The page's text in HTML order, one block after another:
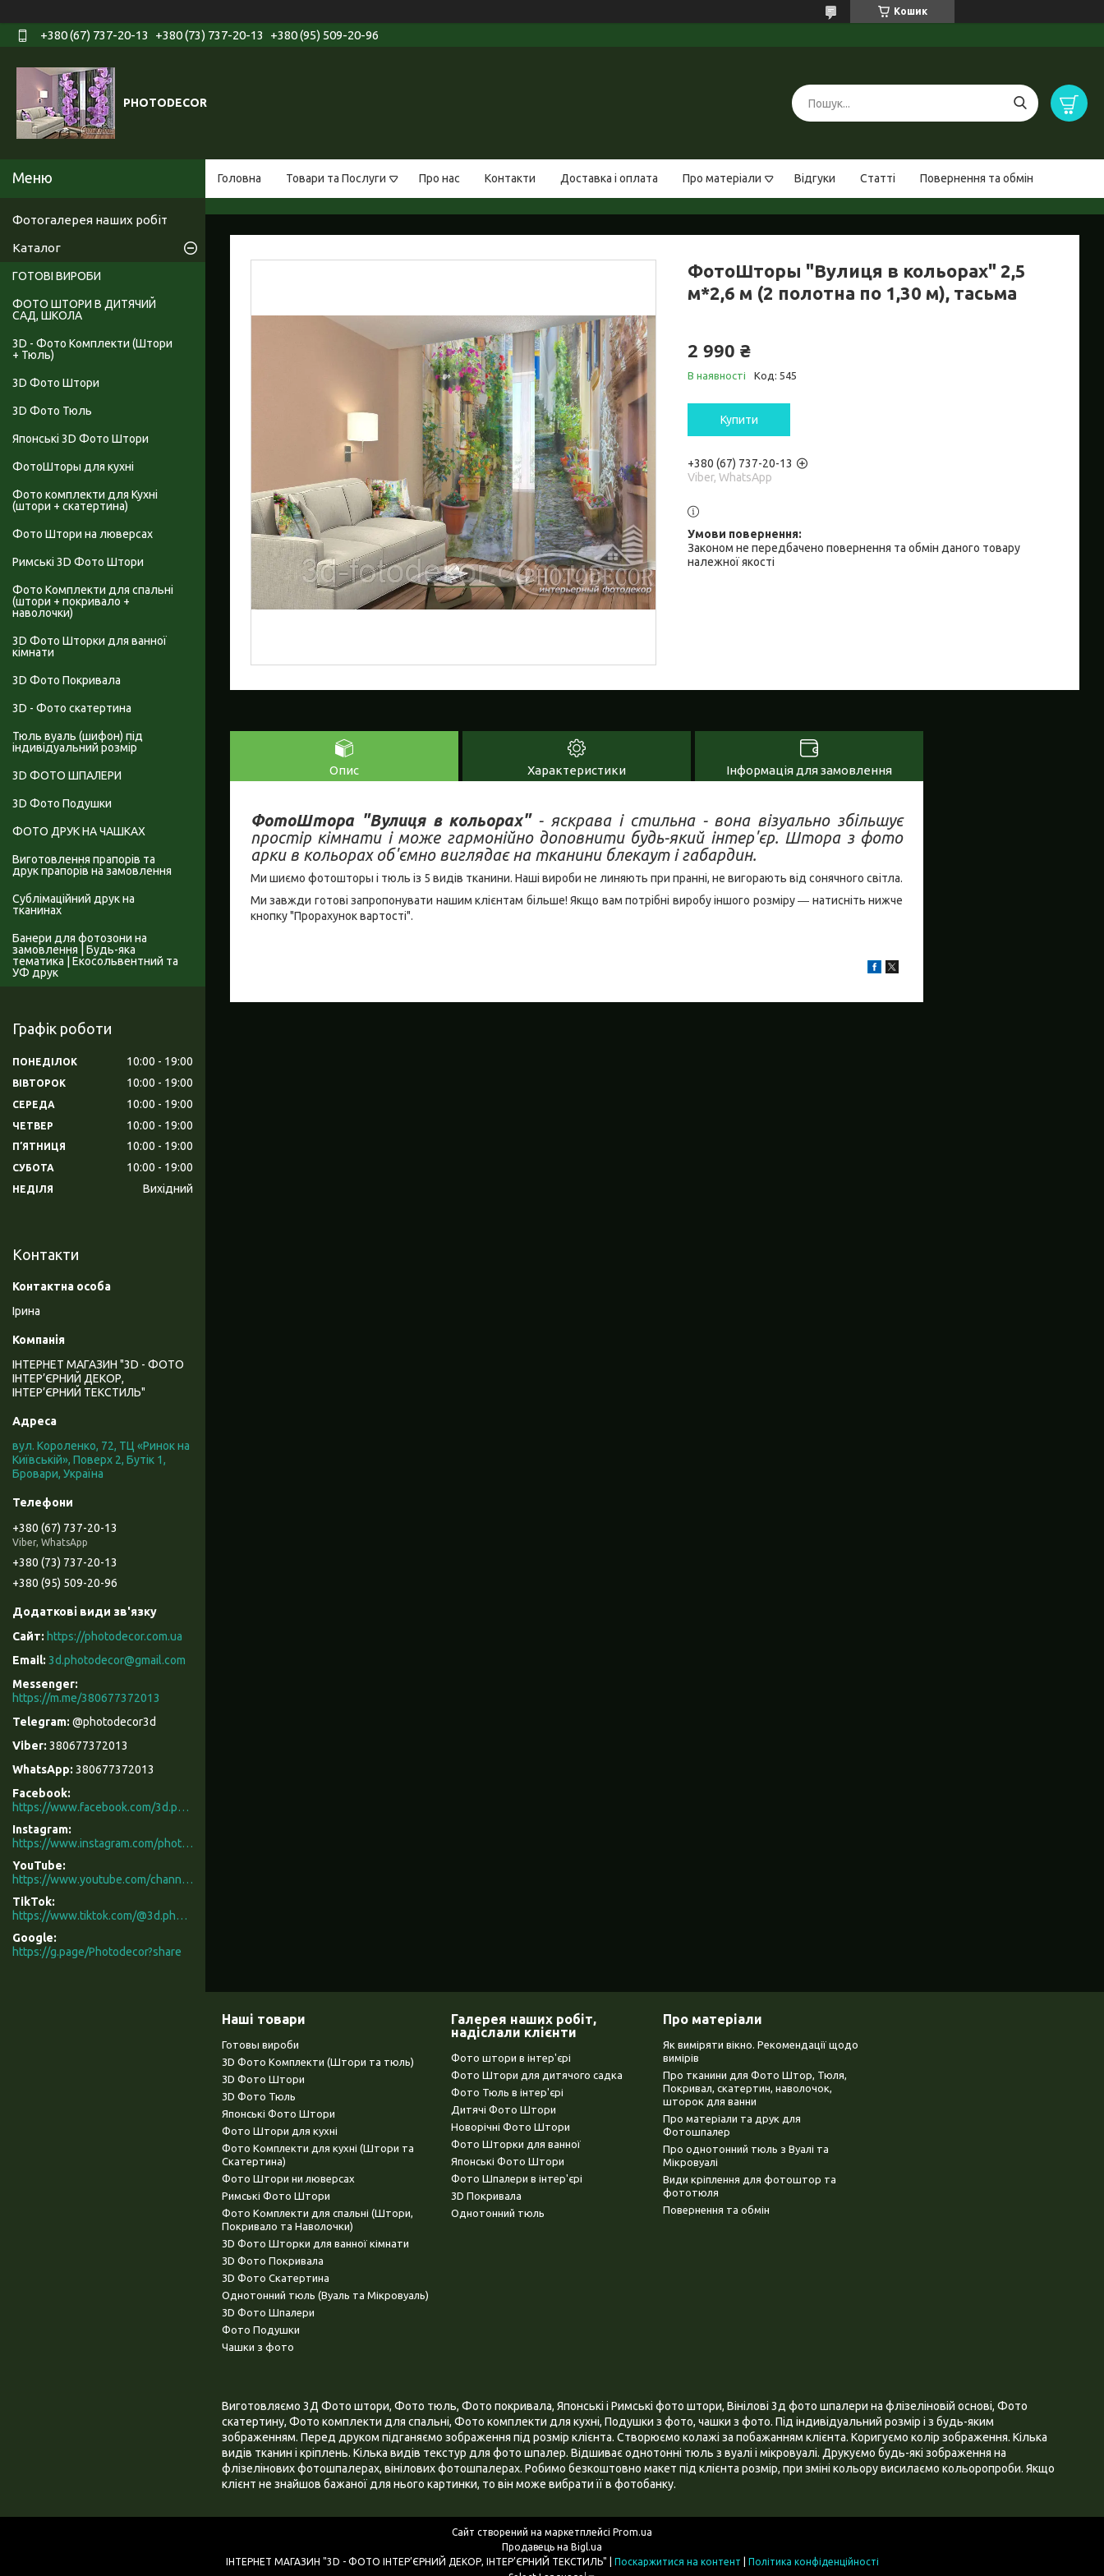
Кошик
+380 (67) 737-20-13 +380 (73) 737-20-13 +380 (95) 509-20-96
PHOTODECOR
Головна Товари та Послуги Про нас Контакти Доставка і оплата Про матеріали Відгуки Статті Повернення та обмін
ФотоШторы "Вулиця в кольорах" 2,5
м*2,6 м (2 полотна по 1,30 м), тасьма
2 990 ₴
В наявності Код: 545
Купити
+380 (67) 737-20-13
Viber, WhatsApp
Законом не передбачено повернення та обмін даного товару
належної якості
Опис Характеристики Інформація для замовлення
ФотоШтора "Вулиця в кольорах"- яскрава і стильна - вона візуально збільшує
простір кімнати і може гармонійно доповнити будь-який інтер'єр. Штора з фото
арки в кольорах об'ємно виглядає на тканини блекаут і габардин.
Ми шиємо фотошторы і тюль із 5 видів тканини. Наші вироби не линяють при пранні, не вигорають від сонячного світла.
Ми завжди готові запропонувати нашим клієнтам більше! Якщо вам потрібні виробу іншого розміру ― натисніть нижче
кнопку "Прорахунок вартості".
Фотогалерея наших робіт
Каталог
ГОТОВІ ВИРОБИ
ФОТО ШТОРИ В ДИТЯЧИЙ
САД, ШКОЛА
3D - Фото Комплекти (Штори
+ Тюль)
3D Фото Штори
3D Фото Тюль
Японські 3D Фото Штори
ФотоШторы для кухні
Фото комплекти для Кухні
(штори + скатертина)
Фото Штори на люверсах
Римські 3D Фото Штори
Фото Комплекти для спальні
(штори + покривало +
наволочки)
3D Фото Шторки для ванної
кімнати
3D Фото Покривала
3D - Фото скатертина
Тюль вуаль (шифон) під
індивідуальний розмір
3D ФОТО ШПАЛЕРИ
3D Фото Подушки
ФОТО ДРУК НА ЧАШКАХ
Виготовлення прапорів та
друк прапорів на замовлення
Сублімаційний друк на
тканинах
Банери для фотозони на
замовлення | Будь-яка
тематика | Екосольвентний та
УФ друк
Графік роботи
ПОНЕДІЛОК 10:00 19:00
ВІВТОРОК 10:00 19:00
СЕРЕДА 10:00 19:00
ЧЕТВЕР 10:00 19:00
ПʼЯТНИЦЯ 10:00 19:00
СУБОТА 10:00 19:00
НЕДІЛЯ Вихідний
Контакти
Ірина
ІНТЕРНЕТ МАГАЗИН "3D - ФОТО
ІНТЕР’ЄРНИЙ ДЕКОР,
ІНТЕР’ЄРНИЙ ТЕКСТИЛЬ"
вул. Короленко, 72, ТЦ «Ринок на
Київській», Поверх 2, Бутік 1,
Бровари, Україна
+380 (67) 737-20-13
Viber, WhatsApp
+380 (73) 737-20-13
+380 (95) 509-20-96
https://photodecor.com.ua
3d.photodecor@gmail.com
https://m.me/380677372013
@photodecor3d
380677372013
380677372013
Facebook
https://www.facebook.com/3d.photodecor/
Instagram
https://www.instagram.com/photodecor.com.ua/
YouTube
https://www.youtube.com/channel/UCXCUerfqRY1Pw7-IptdbqyA/videos
TikTok
https://www.tiktok.com/@3d.photodecor?is_from_webapp=1&sender_device=pc
Google
https://g.page/Photodecor?share
Наші товари
Готовы вироби
3D Фото Комплекти (Штори та тюль)
3D Фото Штори
3D Фото Тюль
Японські Фото Штори
Фото Штори для кухні
Фото Комплекти для кухні (Штори та
Скатертина)
Фото Штори ни люверсах
Римські Фото Штори
Фото Комплекти для спальні (Штори,
Покривало та Наволочки)
3D Фото Шторки для ванної кімнати
3D Фото Покривала
3D Фото Скатертина
Однотонний тюль (Вуаль та Мікровуаль)
3D Фото Шпалери
Фото Подушки
Чашки з фото
Галерея наших робіт,
надіслали клієнти
Фото штори в інтер'єрі
Фото Штори для дитячого садка
Фото Тюль в інтер'єрі
Дитячі Фото Штори
Новорічні Фото Штори
Фото Шторки для ванної
Японські Фото Штори
Фото Шпалери в інтер'єрі
3D Покривала
Однотонний тюль
Про матеріали
Як виміряти вікно. Рекомендації щодо
вимірів
Про тканини для Фото Штор, Тюля,
Покривал, скатертин, наволочок,
шторок для ванни
Про матеріали та друк для
Фотошпалер
Про однотонний тюль з Вуалі та
Мікровуалі
Види кріплення для фотоштор та
фототюля
Повернення та обмін
Виготовляємо 3Д Фото штори, Фото тюль, Фото покривала, Японські і Римські фото штори, Вінілові 3д фото шпалери на флізеліновій основі, Фото
скатертину, Фото комплекти для спальні, Фото комплекти для кухні, Подушки з фото, чашки з фото. Під індивідуальний розмір і з будь-яким
зображенням. Перед друком підганяємо зображення під розмір клієнта. Створюємо колажі за побажанням клієнта. Коригуємо колір зображення. Кілька
видів тканин і кріплень. Кілька видів текстур для фото шпалер. Відшиває однотонні тюль з вуалі і мікровуалі. Друкуємо будь-які зображення на
флізелінових фотошпалерах, вінілових фотошпалерах. Робимо безкоштовно макет під клієнта розмір, при зміні кольору висилаємо кольоропроби. Якщо
клієнт не знайшов бажаної для нього картинки, то він може вибрати її в фотобанку.
Сайт створений на маркетплейсі Prom.ua
Продавець на Bigl.ua
Поскаржитися на контент
Політика конфіденційності